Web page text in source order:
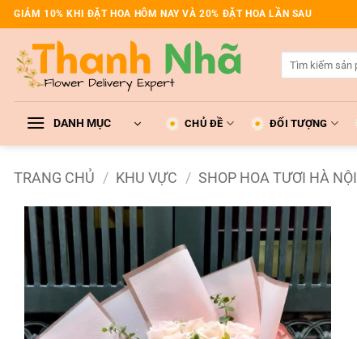
Bỏ
qua
dung
GIẢM 10% KHI ĐẶT HOA HÔM NAY VÀ 20% ĐẶT HOA LẦN SAU
DANH MỤC CHỦ ĐỀ ĐỐI TƯỢNG
TRANG CHỦ / KHU VỰC / SHOP HOA TƯƠI HÀ NỘI
Add to
wishlist